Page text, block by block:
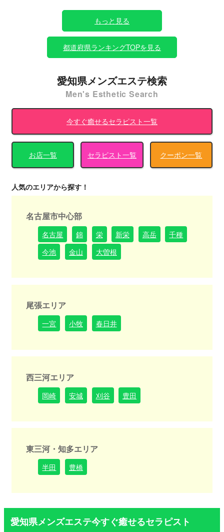
もっと見る
都道府県ランキングTOPを見る
愛知県メンズエステ検索
Men's Esthetic Search
今すぐ癒せるセラピスト一覧
お店一覧 セラピスト一覧 クーポン一覧
人気のエリアから探す！
名古屋市中心部
名古屋 錦 栄 新栄 高岳
千種
今池
金山 大曽根
尾張エリア
一宮 小牧 春日井
西三河エリア
岡崎 安城 刈谷 豊田
東三河・知多エリア
半田 豊橋
愛知県メンズエステ今すぐ癒せるセラピスト